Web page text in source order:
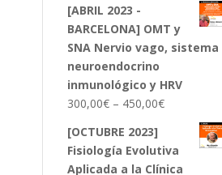
[ABRIL 2023 -
BARCELONA] OMT y
SNA Nervio vago, sistema
neuroendocrino
inmunológico y HRV
300,00€ – 450,00€
[OCTUBRE 2023]
Fisiología Evolutiva
Aplicada a la Clínica